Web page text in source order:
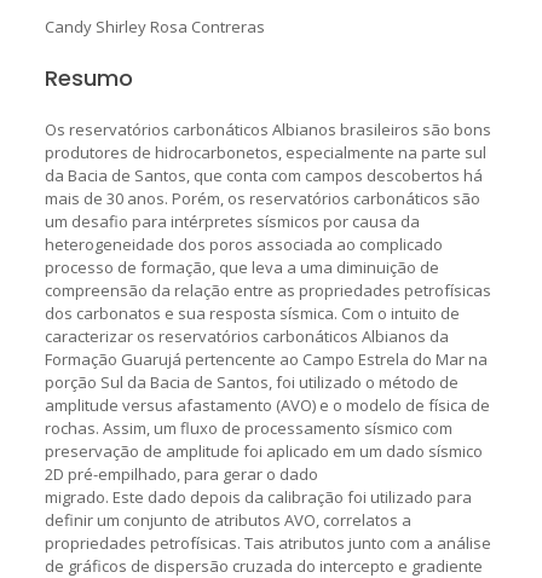
Candy Shirley Rosa Contreras
Resumo
Os reservatórios carbonáticos Albianos brasileiros são bons
produtores de hidrocarbonetos, especialmente na parte sul
da Bacia de Santos, que conta com campos descobertos há
mais de 30 anos. Porém, os reservatórios carbonáticos são
um desafio para intérpretes sísmicos por causa da
heterogeneidade dos poros associada ao complicado
processo de formação, que leva a uma diminuição de
compreensão da relação entre as propriedades petrofísicas
dos carbonatos e sua resposta sísmica. Com o intuito de
caracterizar os reservatórios carbonáticos Albianos da
Formação Guarujá pertencente ao Campo Estrela do Mar na
porção Sul da Bacia de Santos, foi utilizado o método de
amplitude versus afastamento (AVO) e o modelo de física de
rochas. Assim, um fluxo de processamento sísmico com
preservação de amplitude foi aplicado em um dado sísmico
2D pré-empilhado, para gerar o dado
migrado. Este dado depois da calibração foi utilizado para
definir um conjunto de atributos AVO, correlatos a
propriedades petrofísicas. Tais atributos junto com a análise
de gráficos de dispersão cruzada do intercepto e gradiente